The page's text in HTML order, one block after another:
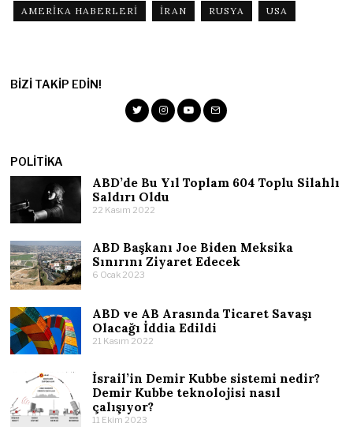
AMERIKA HABERLERI
IRAN RUSYA USA
BIZI TAKIP EDIN!
POLITIKA
ABD’de Bu Yıl Toplam 604 Toplu Silahlı
Saldırı Oldu
22 Kasım 2022
ABD Başkanı Joe Biden Meksika
Sınırını Ziyaret Edecek
6 Ocak 2023
ABD ve AB Arasında Ticaret Savaşı
Olacağı İddia Edildi
21 Kasım 2022
İsrail’in Demir Kubbe sistemi nedir?
Demir Kubbe teknolojisi nasıl
çalışıyor?
11 Ekim 2023